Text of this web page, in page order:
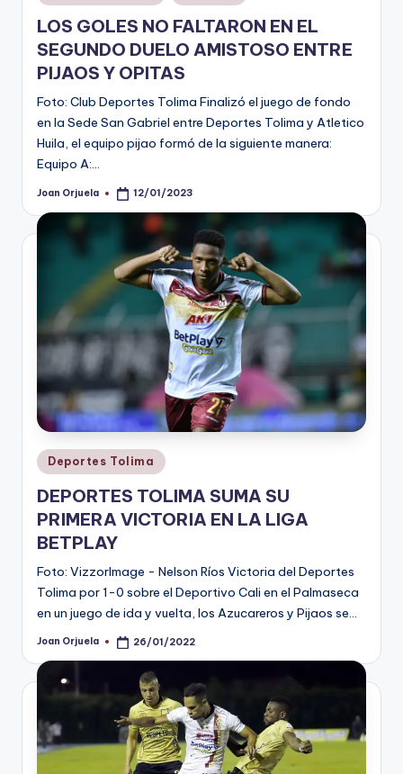
en
LOS GOLES NO FALTARON EN EL
SEGUNDO DUELO AMISTOSO ENTRE
PIJAOS Y OPITAS
Foto: Club Deportes Tolima Finalizó el juego de fondo
en la Sede San Gabriel entre Deportes Tolima y Atletico
Huila, el equipo pijao formó de la siguiente manera:
Equipo A:…
Publicado
Joan Orjuela 12/01/2023
Publicado
en
Deportes Tolima
DEPORTES TOLIMA SUMA SU
PRIMERA VICTORIA EN LA LIGA
BETPLAY
Foto: VizzorImage - Nelson Ríos Victoria del Deportes
Tolima por 1-0 sobre el Deportivo Cali en el Palmaseca
en un juego de ida y vuelta, los Azucareros y Pijaos se…
Publicado
Joan Orjuela 26/01/2022